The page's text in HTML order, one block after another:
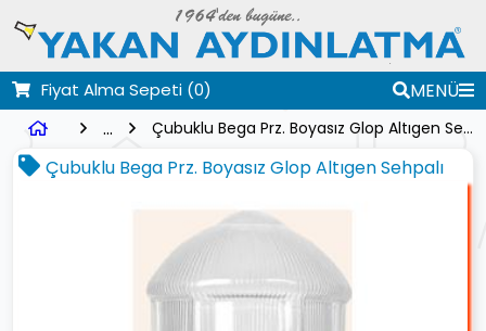
Fiyat Alma Sepeti (0)
MENÜ
...
Çubuklu Bega Prz. Boyasız Glop Altıgen Sehpalı
Çubuklu Bega Prz. Boyasız Glop Altıgen Sehpalı